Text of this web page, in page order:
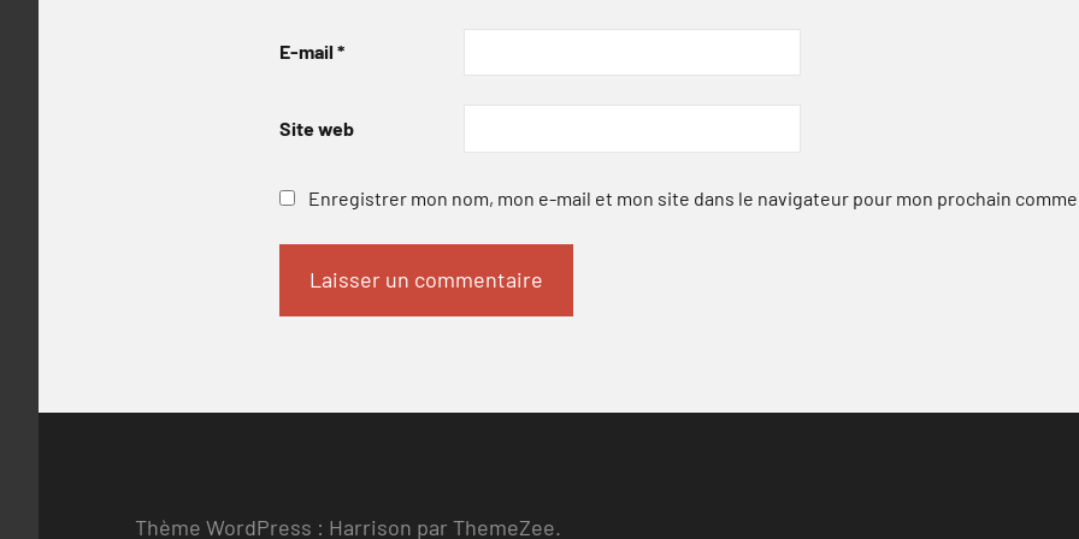
E-mail *
Site web
Enregistrer mon nom, mon e-mail et mon site dans le navigateur pour mon prochain
Thème WordPress : Harrison par ThemeZee.